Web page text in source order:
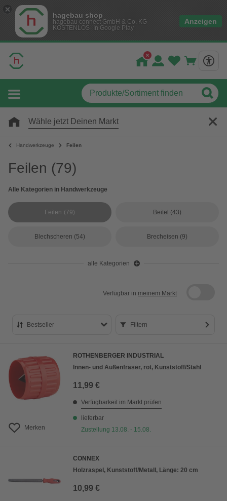
hagebau shop
hagebau connect GmbH & Co. KG
KOSTENLOS- In Google Play
Anzeigen
Wähle jetzt Deinen Markt
Handwerkzeuge Feilen
Feilen (79)
Alle Kategorien in Handwerkzeuge
Feilen (79) Beitel (43)
Blechscheren (54) Brecheisen (9)
alle Kategorien
Verfügbar in meinem Markt
Bestseller
Preis aufsteigend
Preis absteigend
Bewertung
Filtern
Merken
ROTHENBERGER INDUSTRIAL
Innen- und Außenfräser, rot, Kunststoff/Stahl
11,99 €
Verfügbarkeit im Markt prüfen
lieferbar
Zustellung 13.08. - 15.08.
CONNEX
Holzraspel, Kunststoff/Metall, Länge: 20 cm
10,99 €